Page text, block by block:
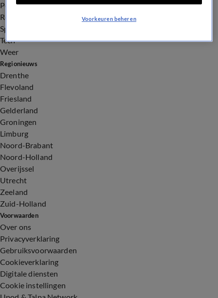
Politiek
Royalty
Sport
Tech
Weer
Regionieuws
Drenthe
Flevoland
Friesland
Gelderland
Groningen
Limburg
Noord-Brabant
Noord-Holland
Overijssel
Utrecht
Zeeland
Zuid-Holland
Voorwaarden
Over ons
Privacyverklaring
Gebruiksvoorwaarden
Cookieverklaring
Digitale diensten
Cookie instellingen
Voorkeuren beheren